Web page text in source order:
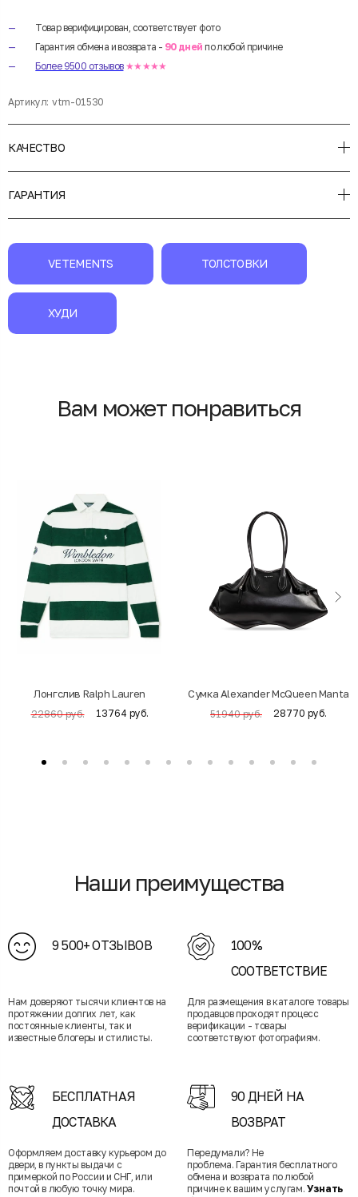
Товар верифицирован, соответствует фото
Гарантия обмена и возврата - 90 дней по любой причине
Более 9500 отзывов ★★★★★
Артикул: vtm-01530
КАЧЕСТВО
ГАРАНТИЯ
VETEMENTS ТОЛСТОВКИ
ХУДИ
Вам может понравиться
Лонгслив Ralph Lauren
22860 руб. 13764 руб.
Cумка Alexander McQueen Manta
51940 руб. 28770 руб.
Наши преимущества
9 500+ ОТЗЫВОВ
Нам доверяют тысячи клиентов на
протяжении долгих лет, как
постоянные клиенты, так и
известные блогеры и стилисты.
100%
СООТВЕТСТВИЕ
Для размещения в каталоге товары
продавцов проходят процесс
верификации - товары
соответствуют фотографиям.
БЕСПЛАТНАЯ
ДОСТАВКА
Оформляем доставку курьером до
двери, в пункты выдачи с
примеркой по России и СНГ, или
почтой в любую точку мира.
90 ДНЕЙ НА
ВОЗВРАТ
Передумали? Не
проблема. Гарантия бесплатного
обмена и возврата по любой
причине к вашим услугам. Узнать